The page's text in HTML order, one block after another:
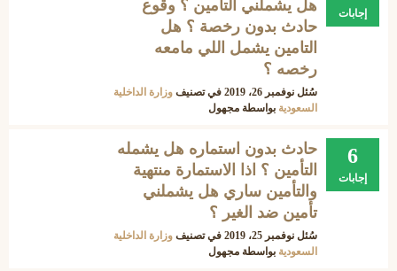
إجابات
هل يشملني التأمين ؟ وقوع
حادث بدون رخصة ؟ هل
التامين يشمل اللي مامعه
رخصه ؟
سُئل نوفمبر 26، 2019 في تصنيف وزارة الداخلية
السعودية بواسطة مجهول
6
إجابات
حادث بدون استماره هل يشمله
التأمين ؟ اذا الاستمارة منتهية
والتأمين ساري هل يشملني
تأمين ضد الغير ؟
سُئل نوفمبر 25، 2019 في تصنيف وزارة الداخلية
السعودية بواسطة مجهول